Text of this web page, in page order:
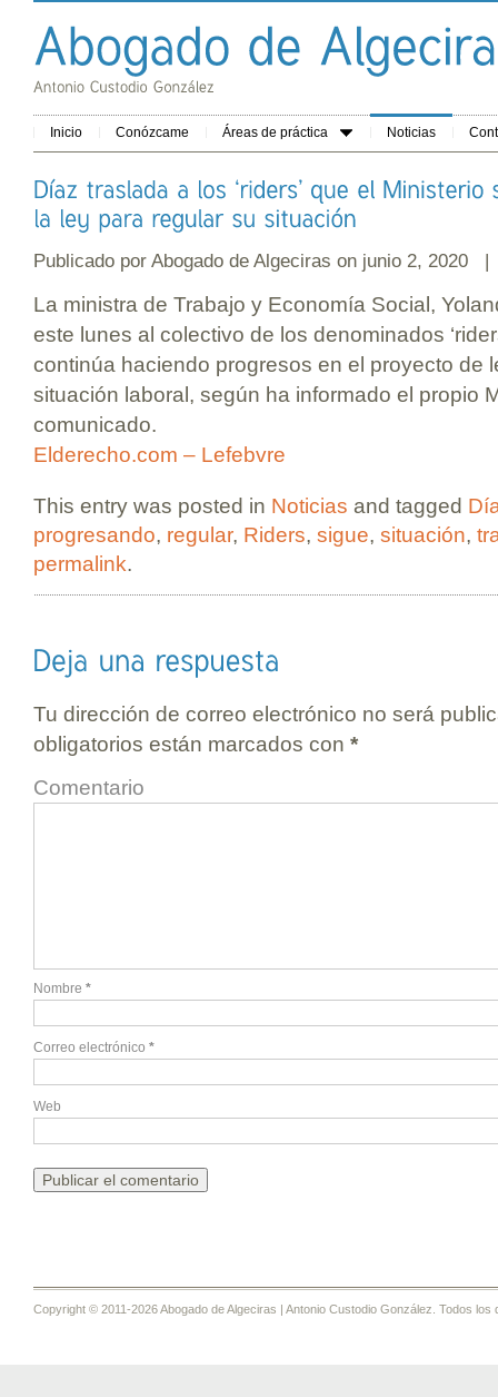
Inicio Conózcame Áreas de práctica Noticias
Publicado por Abogado de Algeciras on junio 2, 2020
La ministra de Trabajo y Economía Social,
este lunes al colectivo de los denominados
continúa haciendo progresos en el proyecto de
situación laboral, según ha informado el propio
comunicado.
Elderecho.com – Lefebvre
This entry was posted in Noticias and tagged
progresando, regular, Riders, sigue, situación,
permalink.
Tu dirección de correo electrónico no será
obligatorios están marcados con *
Comentario
Nombre *
Correo electrónico *
Web
Copyright © 2011-2026 Abogado de Algeciras | Antonio Custodio González. Todos